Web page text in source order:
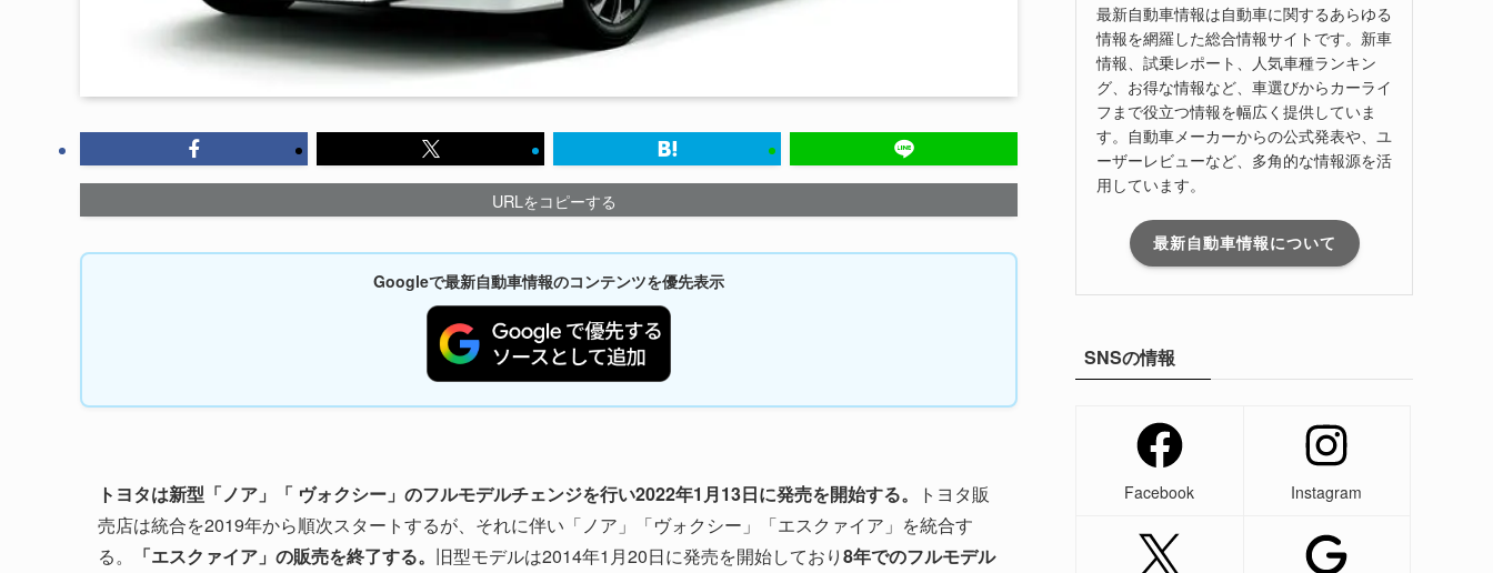
URLをコピーする
Googleで最新自動車情報のコンテンツを優先表示
トヨタは新型「ノア」「 ヴォクシー」のフルモデルチェンジを行い2022年1月13日に発売を開始する。
トヨタ販
売店は統合を2019年から順次スタートするが、それに伴い「ノア」「ヴォクシー」「エスクァイア」を統合す
る。
「エスクァイア」の販売を終了する。 旧型モデルは2014年1月20日に発売を開始しており8年でのフルモデル
最新自動車情報は自動車に関するあらゆる
情報を網羅した総合情報サイトです。新車
情報、試乗レポート、人気車種ランキン
グ、お得な情報など、車選びからカーライ
フまで役立つ情報を幅広く提供していま
す。自動車メーカーからの公式発表や、ユ
ーザーレビューなど、多角的な情報源を活
用しています。
最新自動車情報について
SNSの情報
Facebook Instagram